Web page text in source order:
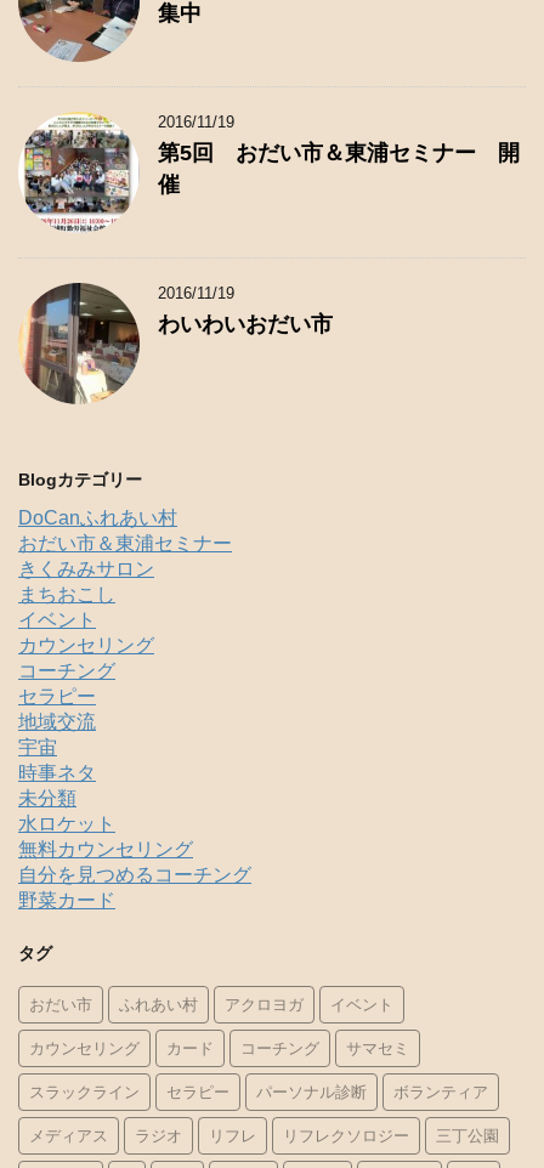
集中
2016/11/19
第5回 おだい市＆東浦セミナー 開
催
2016/11/19
わいわいおだい市
Blogカテゴリー
DoCanふれあい村
おだい市＆東浦セミナー
きくみみサロン
まちおこし
イベント
カウンセリング
コーチング
セラピー
地域交流
宇宙
時事ネタ
未分類
水ロケット
無料カウンセリング
自分を見つめるコーチング
野菜カード
タグ
おだい市 ふれあい村 アクロヨガ イベント
カウンセリング カード コーチング サマセミ
スラックライン セラピー パーソナル診断 ボランティア
メディアス ラジオ リフレ リフレクソロジー 三丁公園